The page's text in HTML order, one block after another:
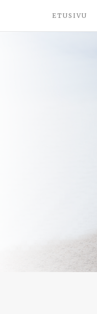
ETUSIVU